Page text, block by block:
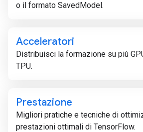
o il formato SavedModel.
Acceleratori
Distribuisci la formazione su più
TPU.
Prestazione
Migliori pratiche e tecniche di
prestazioni ottimali di TensorFlow.